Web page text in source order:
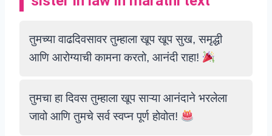
तुमच्या वाढदिवसावर तुम्हाला खूप खूप सुख, समृद्धी
आणि आरोग्याची कामना करतो, आनंदी राहा!
तुमचा हा दिवस तुम्हाला खूप साऱ्या आनंदाने भरलेला
जावो आणि तुमचे सर्व स्वप्न पूर्ण होवोत!